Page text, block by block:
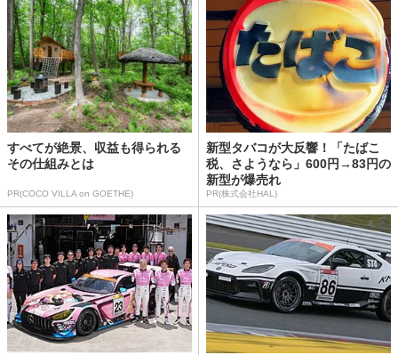
すべてが絶景、収益も得られる
その仕組みとは
PR(COCO VILLA on GOETHE)
新型タバコが大反響！「たばこ
税、さようなら」600円→83円の
新型が爆売れ
PR(株式会社HAL)